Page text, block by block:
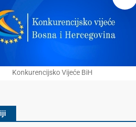
Konkurencijsko Vijeće BiH